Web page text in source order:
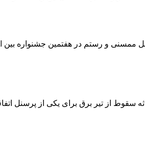
ممسنی و رستم در هفتمین جشنواره بین
سقوط از تیر برق برای یکی از پرسنل